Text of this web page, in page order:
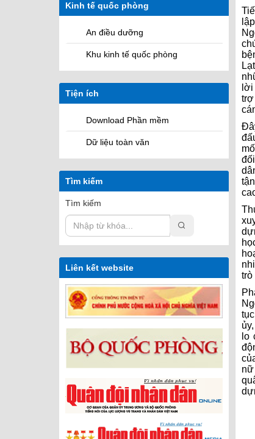
Kinh tế quốc phòng
An điều dưỡng
Khu kinh tế quốc phòng
Tiện ích
Download Phần mềm
Dữ liệu toàn văn
Tìm kiếm
Tìm kiếm
Liên kết website
trợ
trò
lo